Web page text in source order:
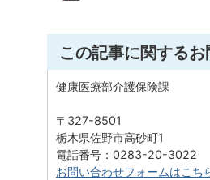
この記事に関する
健康医療部介護保険課
〒327-8501
栃木県佐野市高砂町1
電話番号：0283-20-3022
お問い合わせフォームはこち